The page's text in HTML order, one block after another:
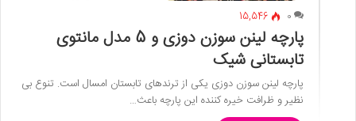
0
15,546
پارچه لینن سوزن دوزی و 5 مدل مانتوی
تابستانی شیک
پارچه لینن سوزن دوزی یکی از ترندهای تابستان امسال است. تنوع بی
نظیر و ظرافت خیره کننده این پارچه باعث…